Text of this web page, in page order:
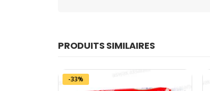
PRODUITS SIMILAIRES
-33%